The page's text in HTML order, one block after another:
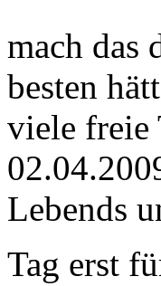
mach das
besten
viele freie
Lebends
Tag erst